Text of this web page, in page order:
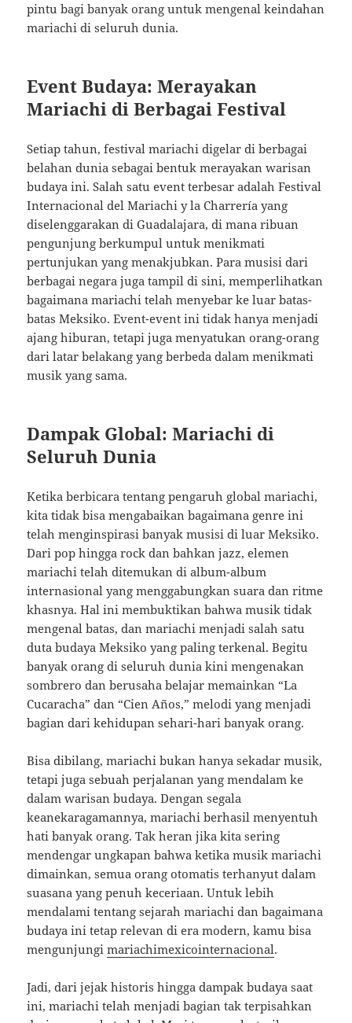
pintu bagi banyak orang untuk mengenal keindahan
mariachi di seluruh dunia.
Event Budaya: Merayakan
Mariachi di Berbagai Festival
Setiap tahun, festival mariachi digelar di berbagai
belahan dunia sebagai bentuk merayakan warisan
budaya ini. Salah satu event terbesar adalah Festival
Internacional del Mariachi y la Charrería yang
diselenggarakan di Guadalajara, di mana ribuan
pengunjung berkumpul untuk menikmati
pertunjukan yang menakjubkan. Para musisi dari
berbagai negara juga tampil di sini, memperlihatkan
bagaimana mariachi telah menyebar ke luar batas-
batas Meksiko. Event-event ini tidak hanya menjadi
ajang hiburan, tetapi juga menyatukan orang-orang
dari latar belakang yang berbeda dalam menikmati
musik yang sama.
Dampak Global: Mariachi di
Seluruh Dunia
Ketika berbicara tentang pengaruh global mariachi,
kita tidak bisa mengabaikan bagaimana genre ini
telah menginspirasi banyak musisi di luar Meksiko.
Dari pop hingga rock dan bahkan jazz, elemen
mariachi telah ditemukan di album-album
internasional yang menggabungkan suara dan ritme
khasnya. Hal ini membuktikan bahwa musik tidak
mengenal batas, dan mariachi menjadi salah satu
duta budaya Meksiko yang paling terkenal. Begitu
banyak orang di seluruh dunia kini mengenakan
sombrero dan berusaha belajar memainkan “La
Cucaracha” dan “Cien Años,” melodi yang menjadi
bagian dari kehidupan sehari-hari banyak orang.
Bisa dibilang, mariachi bukan hanya sekadar musik,
tetapi juga sebuah perjalanan yang mendalam ke
dalam warisan budaya. Dengan segala
keanekaragamannya, mariachi berhasil menyentuh
hati banyak orang. Tak heran jika kita sering
mendengar ungkapan bahwa ketika musik mariachi
dimainkan, semua orang otomatis terhanyut dalam
suasana yang penuh keceriaan. Untuk lebih
mendalami tentang sejarah mariachi dan bagaimana
budaya ini tetap relevan di era modern, kamu bisa
mengunjungimariachimexicointernacional.
Jadi, dari jejak historis hingga dampak budaya saat
ini, mariachi telah menjadi bagian tak terpisahkan